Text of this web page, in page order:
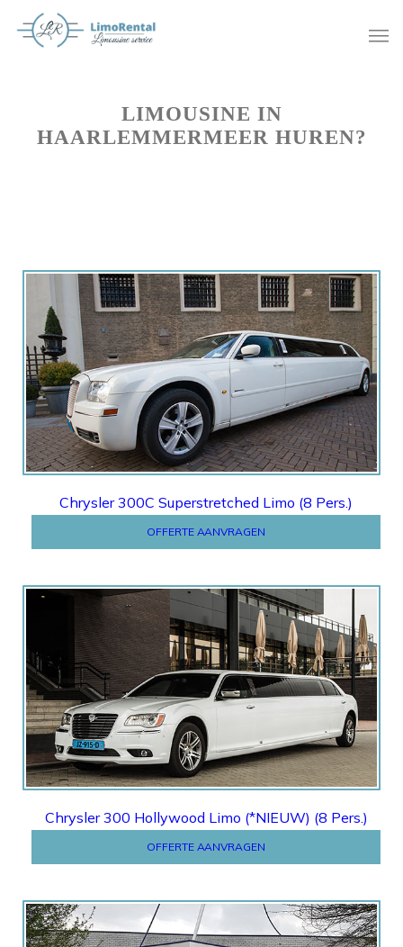
LIMOUSINE IN
HAARLEMMERMEER HUREN?
Offerte
Chrysler 300C Superstretched Limo (8 Pers.)
OFFERTE AANVRAGEN
Offerte
Chrysler 300 Hollywood Limo (*NIEUW) (8 Pers.)
OFFERTE AANVRAGEN